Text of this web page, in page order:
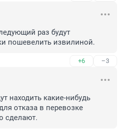
раз будут
пошевелить извилиной.
+6 –3
находить какие-нибудь
отказа в перевозке
сделают.